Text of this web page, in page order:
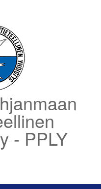
- PPLY